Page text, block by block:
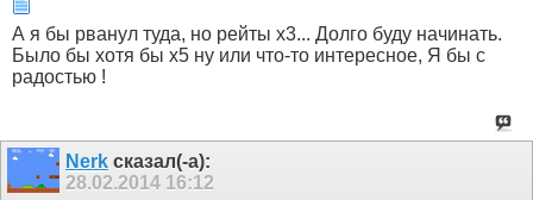
А я бы рванул туда, но рейты х3... Долго буду начинать.
Было бы хотя бы х5 ну или что-то интересное, Я бы с
радостью !
Nerk сказал(-а):
28.02.2014 16:12